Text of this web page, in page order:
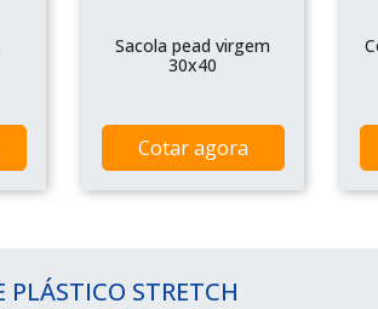
Sacola pead virgem
30x40
Cotar agora
PLÁSTICO STRETCH